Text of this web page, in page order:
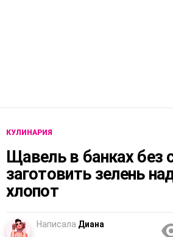
КУЛИНАРИЯ
Щавель в банках без
заготовить зелень
хлопот
Написала Диана